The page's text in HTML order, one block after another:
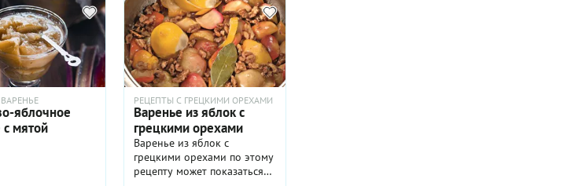
яблочное
с мятой
РЕЦЕПТЫ С ГРЕЦКИМИ ОРЕХАМИ
Варенье из яблок с
грецкими орехами
Варенье из яблок с
грецкими орехами по этому
рецепту может показаться